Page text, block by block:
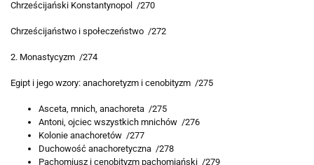
Chrześcijański Konstantynopol /270
Chrześcijaństwo i społeczeństwo /272
2. Monastycyzm /274
Egipt i jego wzory: anachoretyzm i cenobityzm /275
Asceta, mnich, anachoreta /275
Antoni, ojciec wszystkich mnichów /276
Kolonie anachoretów /277
Duchowość anachoretyczna /278
Pachomiusz i cenobityzm pachomiański /279